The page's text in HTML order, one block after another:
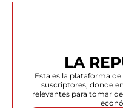
LA
Esta es la plataforma
suscriptores, donde
relevantes para tomar